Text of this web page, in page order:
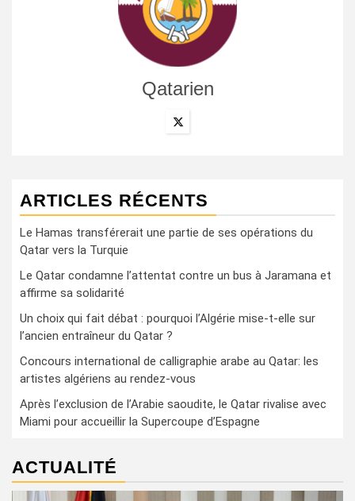
Qatarien
ARTICLES RÉCENTS
Le Hamas transférerait une partie de ses opérations du
Qatar vers la Turquie
Le Qatar condamne l’attentat contre un bus à Jaramana et
affirme sa solidarité
Un choix qui fait débat : pourquoi l’Algérie mise-t-elle sur
l’ancien entraîneur du Qatar ?
Concours international de calligraphie arabe au Qatar: les
artistes algériens au rendez-vous
Après l’exclusion de l’Arabie saoudite, le Qatar rivalise avec
Miami pour accueillir la Supercoupe d’Espagne
ACTUALITÉ